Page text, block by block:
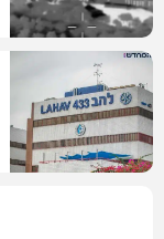
וידאו